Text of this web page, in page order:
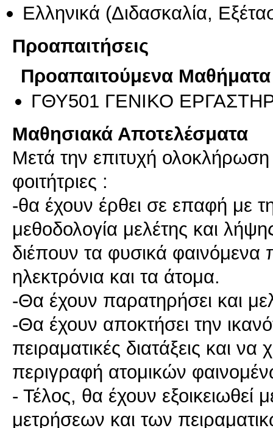
Ελληνικά (Διδασκαλία,
Προαπαιτήσεις
Προαπαιτούμενα Μαθήματα
ΓΘΥ501 ΓΕΝΙΚΟ
Μαθησιακά Αποτελέσματα
Μετά την επιτυχή ολοκλήρωση
φοιτήτριες :
-θα έχουν έρθει σε επαφή με
μεθοδολογία μελέτης και
διέπουν τα φυσικά φαινόμενα
ηλεκτρόνια και τα άτομα.
-Θα έχουν παρατηρήσει και
-Θα έχουν αποκτήσει την
πειραματικές διατάξεις και να
περιγραφή ατομικών
- Τέλος, θα έχουν εξοικειωθεί
μετρήσεων και των